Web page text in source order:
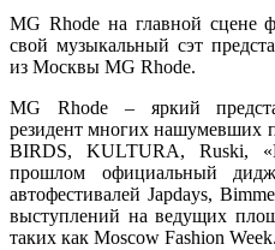
MG Rhode на главной сцене
свой музыкальный сэт
из Москвы MG Rhode.
MG Rhode – яркий
резидент многих нашумевших
BIRDS, KULTURA, Ruski,
прошлом официальный
автофестивалей Japdays,
выступлений на ведущих
таких как Moscow Fashion Week.